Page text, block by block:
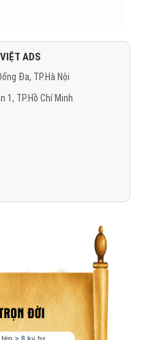
ADS
Đa, TP.Hà Nội
1, TP.Hồ Chí Minh